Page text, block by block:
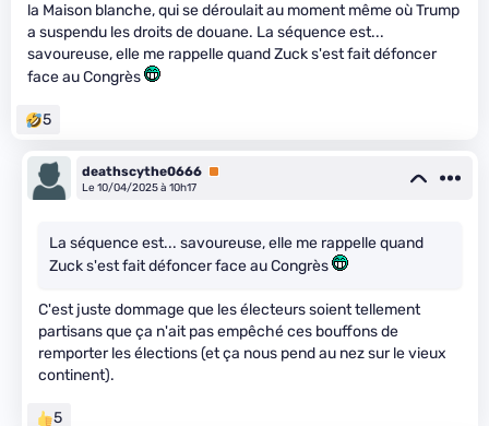
la Maison blanche, qui se déroulait au moment même où Trump
a suspendu les droits de douane. La séquence est...
savoureuse, elle me rappelle quand Zuck s'est fait défoncer
face au Congrès
5
deathscythe0666 Premium
Le 10/04/2025 à 10h17
La séquence est... savoureuse, elle me rappelle quand
Zuck s'est fait défoncer face au Congrès
C'est juste dommage que les électeurs soient tellement
partisans que ça n'ait pas empêché ces bouffons de
remporter les élections (et ça nous pend au nez sur le vieux
continent).
5